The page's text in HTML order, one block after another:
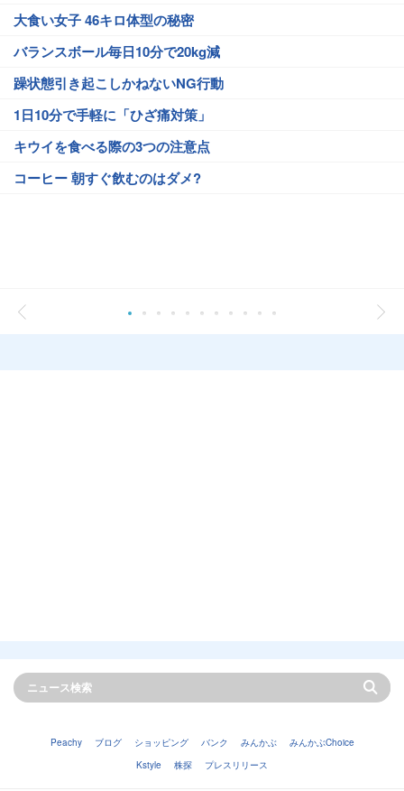
大食い女子 46キロ体型の秘密
バランスボール毎日10分で20kg減
躁状態引き起こしかねないNG行動
1日10分で手軽に「ひざ痛対策」
キウイを食べる際の3つの注意点
コーヒー 朝すぐ飲むのはダメ?
Peachy ブログ ショッピング バンク みんかぶ
みんかぶChoice
Kstyle
株探 プレスリリース